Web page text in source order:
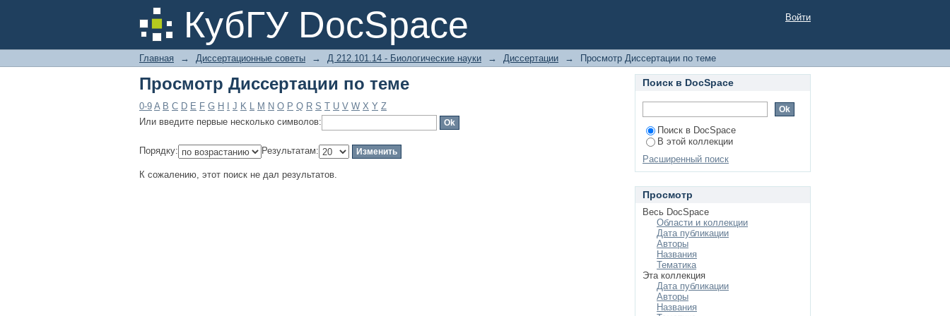
КубГУ DocSpace
Просмотр Диссертации по теме Войти
Главная → Диссертационные советы → Д 212.101.14 - Биологические науки → Диссертации → Просмотр Диссертации по теме
Просмотр Диссертации по теме
0-9 A B C D E F G H J K L M N O P Q R S T U V W X Y Z
Или введите первые несколько символов:
Порядку: Результатам:
К сожалению, этот поиск не дал результатов.
Поиск в DocSpace
Поиск в DocSpace
В этой коллекции
Расширенный поиск
Просмотр
Весь DocSpace
Области и коллекции
Дата публикации
Авторы
Названия
Тематика
Эта коллекция
Дата публикации
Авторы
Названия